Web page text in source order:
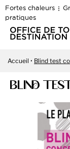
Fortes chaleurs
pratiques
Accueil Blind test
BLIND